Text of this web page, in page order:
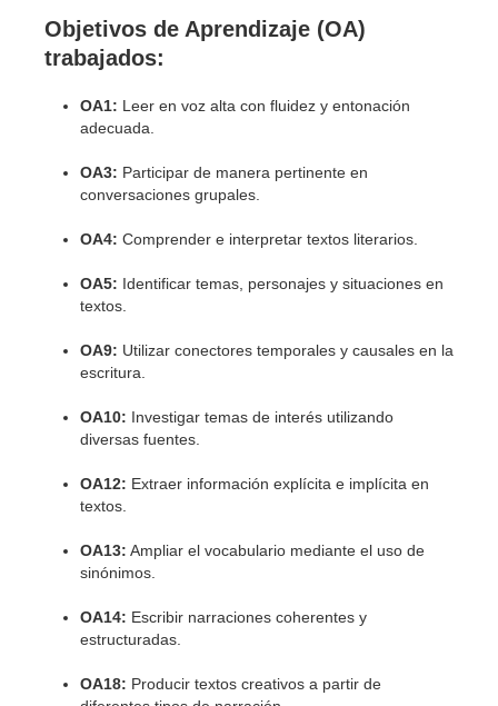
Objetivos de Aprendizaje (OA)
trabajados:
OA1: Leer en voz alta con fluidez y entonación
adecuada.
OA3: Participar de manera pertinente en
conversaciones grupales.
OA4: Comprender e interpretar textos literarios.
OA5: Identificar temas, personajes y situaciones en
textos.
OA9: Utilizar conectores temporales y causales en la
escritura.
OA10: Investigar temas de interés utilizando
diversas fuentes.
OA12: Extraer información explícita e implícita en
textos.
OA13: Ampliar el vocabulario mediante el uso de
sinónimos.
OA14: Escribir narraciones coherentes y
estructuradas.
OA18: Producir textos creativos a partir de